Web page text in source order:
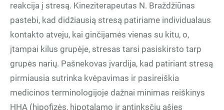
reakcija į stresą. Kineziterapeutas N. Braždžiūnas
pastebi, kad didžiausią stresą patiriame individualaus
kontakto atveju, kai ginčijamės vienas su kitu, o,
įtampai kilus grupėje, stresas tarsi pasiskirsto tarp
grupės narių. Pašnekovas įvardija, kad patiriant stresą
pirmiausia sutrinka kvėpavimas ir pasireiškia
medicinos terminologijoje dažnai minimas reiškinys
HHA (hipofizės, hipotalamo ir antinksčių ašies